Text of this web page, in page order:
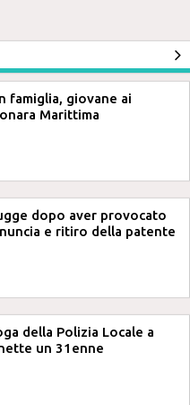
famiglia, giovane ai
Marittima
dopo aver provocato
e ritiro della patente
della Polizia Locale a
un 31enne